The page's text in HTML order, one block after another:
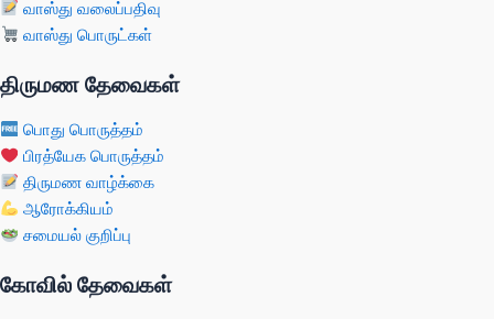
வாஸ்து வலைப்பதிவு
வாஸ்து பொருட்கள்
திருமண தேவைகள்
பொது பொருத்தம்
பிரத்யேக பொருத்தம்
திருமண வாழ்க்கை
ஆரோக்கியம்
சமையல் குறிப்பு
கோவில் தேவைகள்